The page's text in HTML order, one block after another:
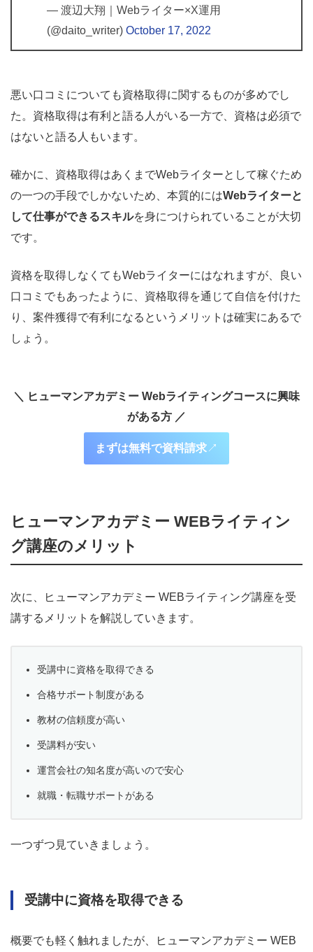
— 渡辺大翔｜Webライター×X運用
(@daito_writer) October 17, 2022
悪い口コミについても資格取得に関するものが多めでし
た。資格取得は有利と語る人がいる一方で、資格は必須で
はないと語る人もいます。
確かに、資格取得はあくまでWebライターとして稼ぐため
の一つの手段でしかないため、本質的にはWebライターと
して仕事ができるスキルを身につけられていることが大切
です。
資格を取得しなくてもWebライターにはなれますが、良い
口コミでもあったように、資格取得を通じて自信を付けた
り、案件獲得で有利になるというメリットは確実にあるで
しょう。
＼ ヒューマンアカデミー Webライティングコースに興味
がある方 ／
まずは無料で資料請求↗︎
ヒューマンアカデミー WEBライティン
グ講座のメリット
次に、ヒューマンアカデミー WEBライティング講座を受
講するメリットを解説していきます。
受講中に資格を取得できる
合格サポート制度がある
教材の信頼度が高い
受講料が安い
運営会社の知名度が高いので安心
就職・転職サポートがある
一つずつ見ていきましょう。
受講中に資格を取得できる
概要でも軽く触れましたが、ヒューマンアカデミー WEB